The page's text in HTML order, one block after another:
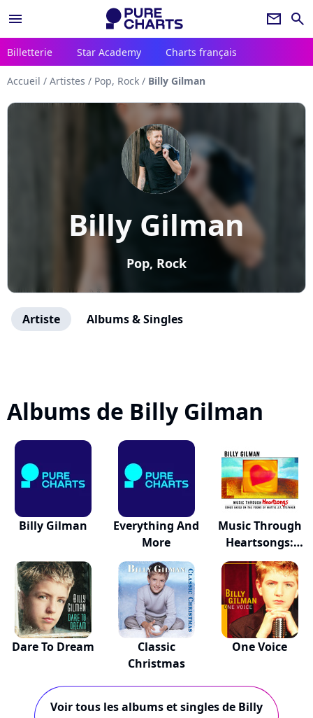
menu newsletter search
Billetterie Star Academy Charts français
Accueil / Artistes / Pop, Rock / Billy Gilman
Billy Gilman
Pop, Rock
Artiste Albums & Singles
Albums de Billy Gilman
Billy Gilman
Everything And
More
Music Through
Heartsongs:
Son...
Dare To Dream
Classic
Christmas
One Voice
Voir tous les albums et singles de Billy